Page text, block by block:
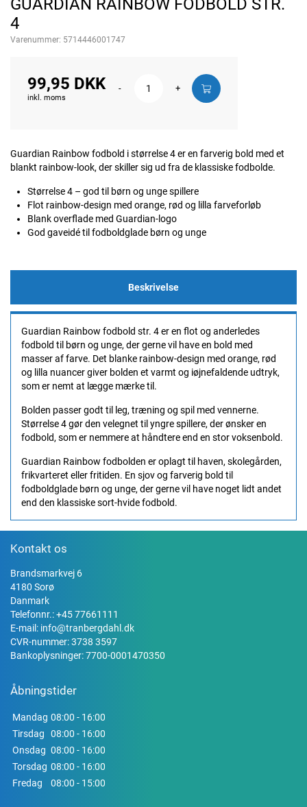
GUARDIAN RAINBOW FODBOLD STR.
4
Varenummer: 5714446001747
99,95 DKK
inkl. moms
- +
Guardian Rainbow fodbold i størrelse 4 er en farverig bold med et
blankt rainbow-look, der skiller sig ud fra de klassiske fodbolde.
Størrelse 4 – god til børn og unge spillere
Flot rainbow-design med orange, rød og lilla farveforløb
Blank overflade med Guardian-logo
God gaveidé til fodboldglade børn og unge
Beskrivelse
Guardian Rainbow fodbold str. 4 er en flot og anderledes
fodbold til børn og unge, der gerne vil have en bold med
masser af farve. Det blanke rainbow-design med orange, rød
og lilla nuancer giver bolden et varmt og iøjnefaldende udtryk,
som er nemt at lægge mærke til.
Bolden passer godt til leg, træning og spil med vennerne.
Størrelse 4 gør den velegnet til yngre spillere, der ønsker en
fodbold, som er nemmere at håndtere end en stor voksenbold.
Guardian Rainbow fodbolden er oplagt til haven, skolegården,
frikvarteret eller fritiden. En sjov og farverig bold til
fodboldglade børn og unge, der gerne vil have noget lidt andet
end den klassiske sort-hvide fodbold.
Kontakt os
Brandsmarkvej 6
4180 Sorø
Danmark
Telefonnr.:+45 77661111
E-mail: info@tranbergdahl.dk
CVR-nummer: 3738 3597
Bankoplysninger: 7700-0001470350
Åbningstider
Mandag 08:00 - 16:00
Tirsdag
08:00 - 16:00
Onsdag 08:00 - 16:00
Torsdag 08:00 - 16:00
Fredag
08:00 - 15:00